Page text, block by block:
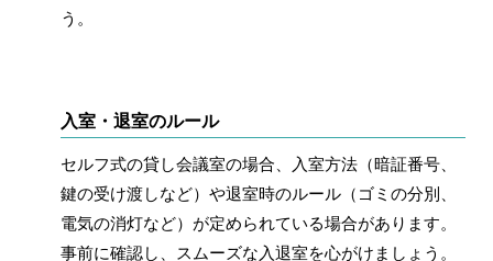
う。
入室・退室のルール
セルフ式の貸し会議室の場合、入室方法（暗証番号、
鍵の受け渡しなど）や退室時のルール（ゴミの分別、
電気の消灯など）が定められている場合があります。
事前に確認し、スムーズな入退室を心がけましょう。